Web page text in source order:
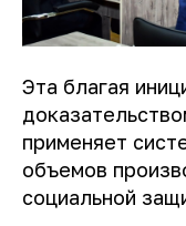
Эта благая
применяет
объемов
социальной